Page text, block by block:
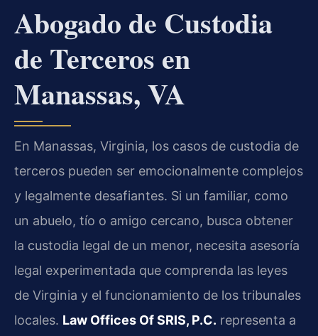
Abogado de Custodia
de Terceros en
Manassas, VA
En Manassas, Virginia, los casos de custodia de
terceros pueden ser emocionalmente complejos
y legalmente desafiantes. Si un familiar, como
un abuelo, tío o amigo cercano, busca obtener
la custodia legal de un menor, necesita asesoría
legal experimentada que comprenda las leyes
de Virginia y el funcionamiento de los tribunales
locales. Law Offices Of SRIS, P.C. representa a